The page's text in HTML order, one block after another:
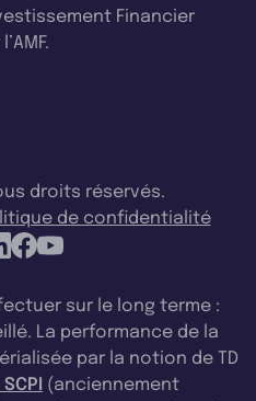
Financier
droits réservés.
de confidentialité
sur le long terme :
La performance de la
par la notion de TD
(anciennement